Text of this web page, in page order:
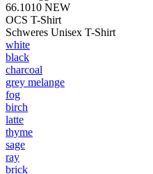
66.1010 NEW
OCS T-Shirt
Schweres Unisex T-Shirt
white
black
charcoal
grey melange
fog
birch
latte
thyme
sage
ray
brick